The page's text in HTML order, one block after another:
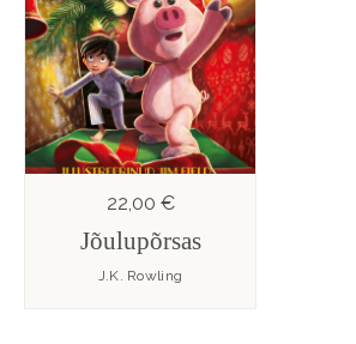
22,00 €
Jõulupõrsas
J.K. Rowling